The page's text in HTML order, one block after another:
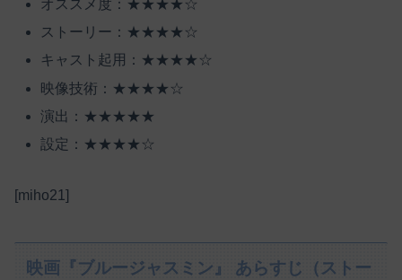
オススメ度：★★★★☆
ストーリー：★★★★☆
キャスト起用：★★★★☆
映像技術：★★★★☆
演出：★★★★★
設定：★★★★☆
[miho21]
映画『ブルージャスミン』 あらすじ（ストー